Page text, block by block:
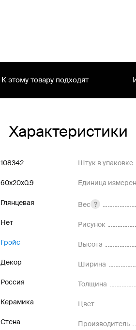
К этому товару подходят
Характеристики
108342
60x20x0.9
Глянцевая
Нет
Грэйс
Декор
Россия
Керамика
Стена
Штук в упаковке
Единица
Вес
Рисунок
Высота
Ширина
Толщина
Цвет
Производитель